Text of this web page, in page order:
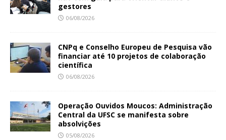
gestores
06/08/2026
CNPq e Conselho Europeu de Pesquisa vão
financiar até 10 projetos de colaboração
científica
06/08/2026
Operação Ouvidos Moucos: Administração
Central da UFSC se manifesta sobre
absolvições
05/08/2026